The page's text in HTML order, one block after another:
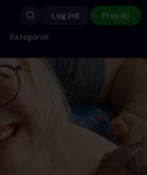
Log ind Prøv nu
Kategorier